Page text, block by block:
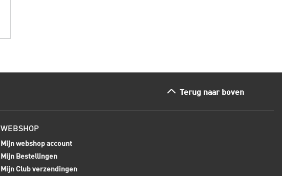
Terug naar boven
WEBSHOP
Mijn webshop account
Mijn Bestellingen
Mijn Club verzendingen